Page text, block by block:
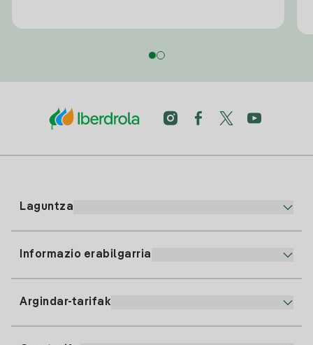
Laguntza
Informazio erabilgarria
Argindar-tarifak